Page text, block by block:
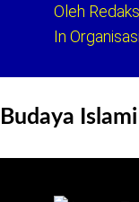
Oleh
In
Budaya Islami